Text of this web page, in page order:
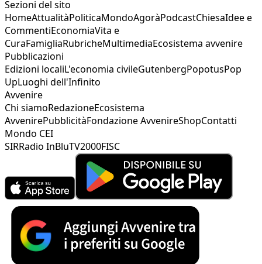
Sezioni del sito
HomeAttualitàPoliticaMondoAgoràPodcastChiesaIdee e
CommentiEconomiaVita e
CuraFamigliaRubricheMultimediaEcosistema avvenire
Pubblicazioni
Edizioni localiL'economia civileGutenbergPopotusPop
UpLuoghi dell'Infinito
Avvenire
Chi siamoRedazioneEcosistema
AvvenirePubblicitàFondazione AvvenireShopContatti
Mondo CEI
SIRRadio InBluTV2000FISC